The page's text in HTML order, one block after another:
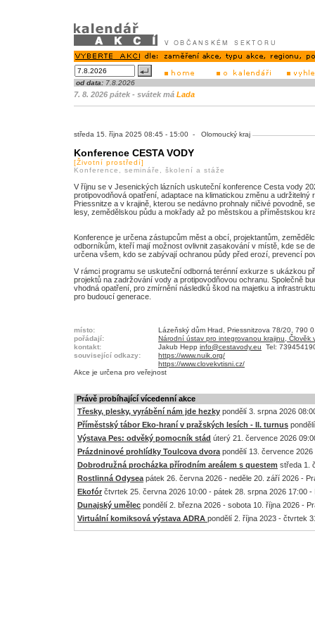
od data: 7.8.2026
7. 8. 2026 pátek - svátek má Lada
středa 15. října 2025 08:45 - 15:00 - Olomoucký kraj
Konference CESTA VODY
[Životní prostředí]
Konference, semináře, školení a stáže
V říjnu se v Jesenických lázních uskuteční konference Cesta vody
protipovodňová opatření, adaptace na klimatickou změnu a
Priessnitze a v krajině, kterou se nedávno prohnaly ničivé povodně,
lesy, zemědělskou půdu a mokřady až po městskou a příměstskou
Konference je určena zástupcům měst a obcí, projektantům,
odborníkům, kteří mají možnost ovlivnit zasakování v místě, kde se
určena všem, kdo se zabývají ochranou půdy před erozí, prevencí
V rámci programu se uskuteční odborná terénní exkurze s ukázkou
projektů na zadržování vody a protipovodňovou ochranu. Společně
vhodná opatření, pro zmírnění následků škod na majetku a
pro budoucí generace.
místo:
Lázeňský dům Hrad, Priessnitzova 78/20, 790
pořádají:
Národní ústav pro integrovanou krajinu, Člověk
kontakt:
Jakub Hepp info@cestavody.eu Tel:
související odkazy:
https://www.nuik.org/
https://www.clovekvtisni.cz/
Akce je určena pro veřejnost
Právě probíhající vícedenní akce
Třesky, plesky, vyrábění nám jde hezky pondělí 3. srpna 2026
Příměstský tábor Eko-hraní v pražských lesích - II. turnus
Výstava Pes: odvěký pomocník stád úterý 21. července 2026
Prázdninové prohlídky Toulcova dvora pondělí 13. července
Dobrodružná procházka přírodním areálem s questem středa 1.
Rostlinná Odysea pátek 26. června 2026 - neděle 20. září 2026 -
Ekofór čtvrtek 25. června 2026 10:00 - pátek 28. srpna 2026 17:00 -
Dunajský umělec pondělí 2. března 2026 - sobota 10. října 2026 -
Virtuální komiksová výstava ADRA pondělí 2. října 2023 - čtvrtek